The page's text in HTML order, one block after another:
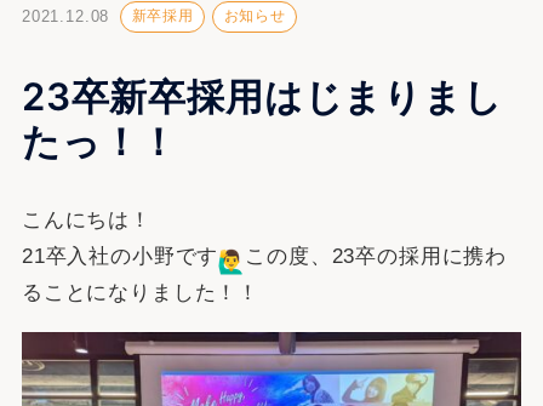
2021.12.08 新卒採用 お知らせ
23卒新卒採用はじまりまし
たっ！！
こんにちは！
21卒入社の小野です
この度、23卒の採用に携わ
ることになりました！！